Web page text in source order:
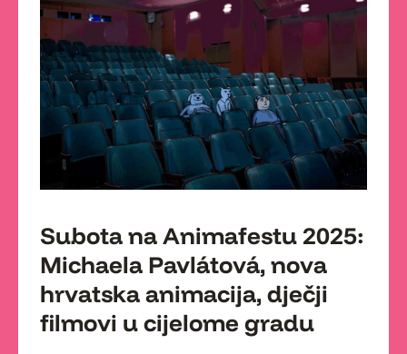
Subota na Animafestu 2025:
Michaela Pavlátová, nova
hrvatska animacija, dječji
filmovi u cijelome gradu